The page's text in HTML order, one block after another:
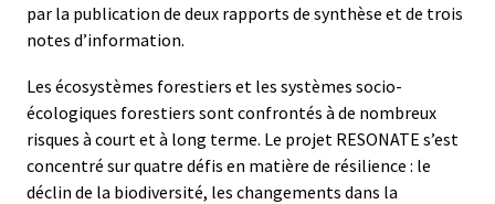
par la publication de deux rapports de synthèse et de trois
notes d’information.
Les écosystèmes forestiers et les systèmes socio-
écologiques forestiers sont confrontés à de nombreux
risques à court et à long terme. Le projet RESONATE s’est
concentré sur quatre défis en matière de résilience : le
déclin de la biodiversité, les changements dans la